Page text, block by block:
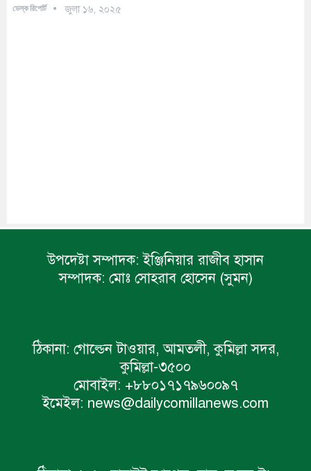
ডেস্ক রিপোর্ট জুলা ১৬, ২০২৫
উপদেষ্টা সম্পাদক: ইঞ্জিনিয়ার রাজীব হাসান
সম্পাদক: মোঃ সোহরাব হোসেন (সুমন)
ঠিকানা: গোল্ডেন টাওয়ার, আমতলী, কুমিল্লা সদর,
কুমিল্লা-৩৫০০
মোবাইল: +৮৮০১৭১৭৯৬০০৯৭
ইমেইল: news@dailycomillanews.com